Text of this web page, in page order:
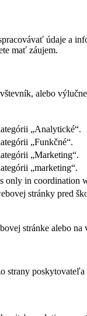
údaje a
mať záujem.
alebo
„Analytické“.
„Funkčné“.
„Marketing“.
„marketing“.
only in coordination
stránky pred
stránke alebo na
strany